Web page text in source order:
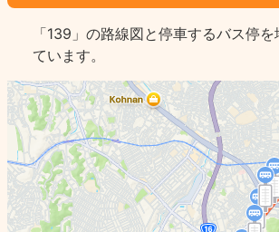
「139」の路線図と停車するバス停
ています。